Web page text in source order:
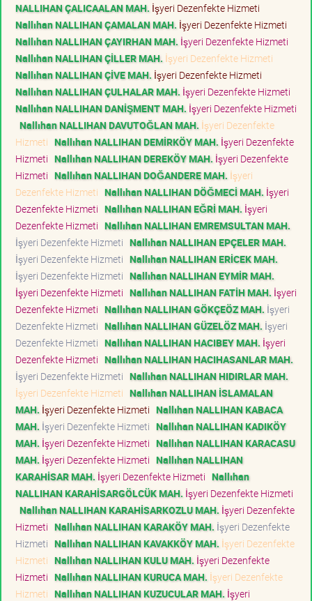
NALLIHAN ÇALICAALAN MAH. İşyeri Dezenfekte Hizmeti
Nallıhan NALLIHAN ÇAMALAN MAH. İşyeri Dezenfekte Hizmeti
Nallıhan NALLIHAN ÇAYIRHAN MAH. İşyeri Dezenfekte Hizmeti
Nallıhan NALLIHAN ÇİLLER MAH. İşyeri Dezenfekte Hizmeti
Nallıhan NALLIHAN ÇİVE MAH. İşyeri Dezenfekte Hizmeti
Nallıhan NALLIHAN ÇULHALAR MAH. İşyeri Dezenfekte Hizmeti
Nallıhan NALLIHAN DANİŞMENT MAH. İşyeri Dezenfekte Hizmeti
Nallıhan NALLIHAN DAVUTOĞLAN MAH. İşyeri Dezenfekte
Hizmeti Nallıhan NALLIHAN DEMİRKÖY MAH. İşyeri Dezenfekte
Hizmeti Nallıhan NALLIHAN DEREKÖY MAH. İşyeri Dezenfekte
Hizmeti Nallıhan NALLIHAN DOĞANDERE MAH. İşyeri
Dezenfekte Hizmeti Nallıhan NALLIHAN DÖĞMECİ MAH. İşyeri
Dezenfekte Hizmeti Nallıhan NALLIHAN EĞRİ MAH. İşyeri
Dezenfekte Hizmeti Nallıhan NALLIHAN EMREMSULTAN MAH.
İşyeri Dezenfekte Hizmeti Nallıhan NALLIHAN EPÇELER MAH.
İşyeri Dezenfekte Hizmeti Nallıhan NALLIHAN ERİCEK MAH.
İşyeri Dezenfekte Hizmeti Nallıhan NALLIHAN EYMİR MAH.
İşyeri Dezenfekte Hizmeti Nallıhan NALLIHAN FATİH MAH. İşyeri
Dezenfekte Hizmeti Nallıhan NALLIHAN GÖKÇEÖZ MAH. İşyeri
Dezenfekte Hizmeti Nallıhan NALLIHAN GÜZELÖZ MAH. İşyeri
Dezenfekte Hizmeti Nallıhan NALLIHAN HACIBEY MAH. İşyeri
Dezenfekte Hizmeti Nallıhan NALLIHAN HACIHASANLAR MAH.
İşyeri Dezenfekte Hizmeti Nallıhan NALLIHAN HIDIRLAR MAH.
İşyeri Dezenfekte Hizmeti Nallıhan NALLIHAN İSLAMALAN
MAH. İşyeri Dezenfekte Hizmeti Nallıhan NALLIHAN KABACA
MAH. İşyeri Dezenfekte Hizmeti Nallıhan NALLIHAN KADIKÖY
MAH. İşyeri Dezenfekte Hizmeti Nallıhan NALLIHAN KARACASU
MAH. İşyeri Dezenfekte Hizmeti Nallıhan NALLIHAN
KARAHİSAR MAH. İşyeri Dezenfekte Hizmeti Nallıhan
NALLIHAN KARAHİSARGÖLCÜK MAH. İşyeri Dezenfekte Hizmeti
Nallıhan NALLIHAN KARAHİSARKOZLU MAH. İşyeri Dezenfekte
Hizmeti Nallıhan NALLIHAN KARAKÖY MAH. İşyeri Dezenfekte
Hizmeti Nallıhan NALLIHAN KAVAKKÖY MAH. İşyeri Dezenfekte
Hizmeti Nallıhan NALLIHAN KULU MAH. İşyeri Dezenfekte
Hizmeti Nallıhan NALLIHAN KURUCA MAH. İşyeri Dezenfekte
Hizmeti Nallıhan NALLIHAN KUZUCULAR MAH. İşyeri